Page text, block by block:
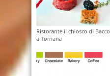
Ristorante il chiosco di Bacco
a Torriana